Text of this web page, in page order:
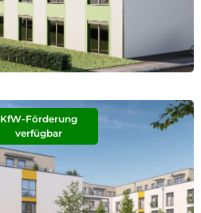
KfW-Förderung
verfügbar